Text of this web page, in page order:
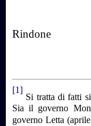
Rindone
[1]
Si tratta di fatti
Sia il governo
governo Letta